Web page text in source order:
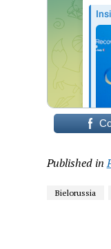
Published in
Bielorussia